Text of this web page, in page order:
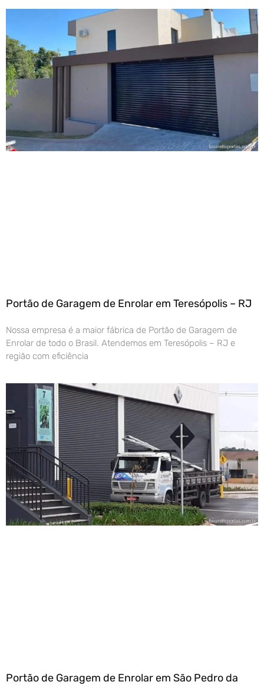
Portão de Garagem de Enrolar em Teresópolis – RJ
Nossa empresa é a maior fábrica de Portão de Garagem de
Enrolar de todo o Brasil. Atendemos em Teresópolis – RJ e
região com eficiência
Portão de Garagem de Enrolar em São Pedro da